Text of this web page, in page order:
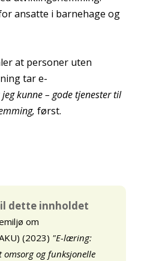
ansatte i barnehage og
at personer uten
tar e-
kunne – gode tjenester til
først.
dette innholdet
om
(2023) "E-læring:
omsorg og funksjonelle